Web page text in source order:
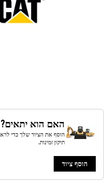
האם הוא יתאים?
הוסף את הציוד שלך כדי
תיקון זמינות.
הוסף ציוד